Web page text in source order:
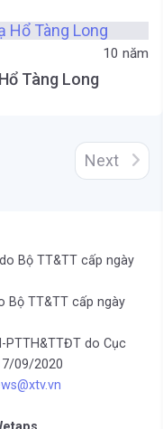
10 năm
Tàng Long
Next
Bộ TT&TT cấp ngày
Bộ TT&TT cấp ngày
PTTH&TTĐT do Cục
09/2020